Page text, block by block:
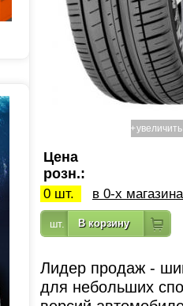
+увеличить
Цена
розн.:
0 шт. в 0-х
Лидер продаж -
для небольших